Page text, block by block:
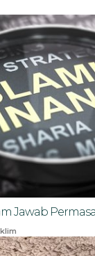
Jawab